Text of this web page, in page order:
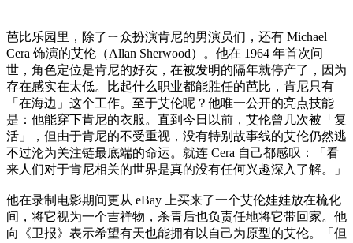
芭比乐园里，除了ㄧ众扮演肯尼的男演员们，还有 Michael
Cera 饰演的艾伦（Allan Sherwood）。他在 1964 年首次问
世，角色定位是肯尼的好友，在被发明的隔年就停产了，因为
存在感实在太低。比起什么职业都能胜任的芭比，肯尼只有
「在海边」这个工作。至于艾伦呢？他唯一公开的亮点技能
是：他能穿下肯尼的衣服。直到今日以前，艾伦曾几次被「复
活」，但由于肯尼的不受重视，没有特别故事线的艾伦仍然逃
不过沦为关注链最底端的命运。就连 Cera 自己都感叹：「看
来人们对于肯尼相关的世界是真的没有任何兴趣深入了解。」
他在录制电影期间更从 eBay 上买来了一个艾伦娃娃放在梳化
间，将它视为一个吉祥物，杀青后也负责任地将它带回家。他
向《卫报》表示希望有天也能拥有以自己为原型的艾伦。「但